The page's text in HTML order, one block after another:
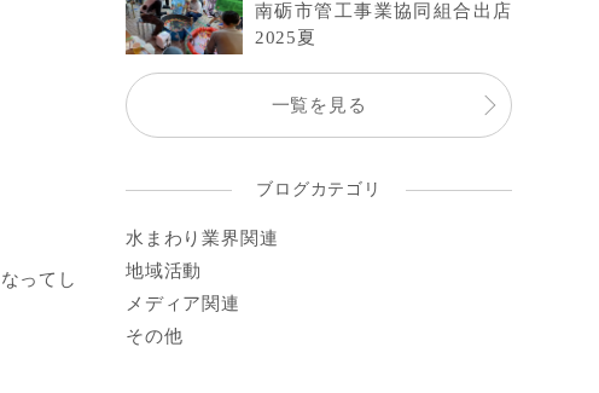
ってし
南砺市管工事業協同組合出店
2025夏
一覧を見る
ブログカテゴリ
水まわり業界関連
地域活動
メディア関連
その他